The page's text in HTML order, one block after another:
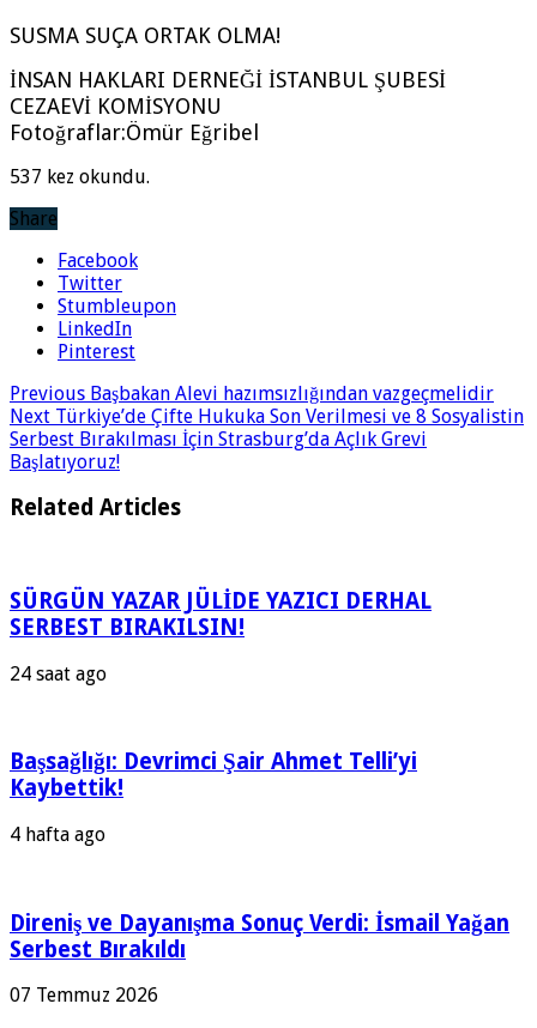
SUSMA SUÇA ORTAK OLMA!
İNSAN HAKLARI DERNEĞİ İSTANBUL ŞUBESİ
CEZAEVİ KOMİSYONU
Fotoğraflar:Ömür Eğribel
537 kez okundu.
Share
Facebook
Twitter
Stumbleupon
LinkedIn
Pinterest
Previous Başbakan Alevi hazımsızlığından vazgeçmelidir
Next Türkiye’de Çifte Hukuka Son Verilmesi ve 8 Sosyalistin
Serbest Bırakılması İçin Strasburg’da Açlık Grevi
Başlatıyoruz!
Related Articles
SÜRGÜN YAZAR JÜLİDE YAZICI DERHAL
SERBEST BIRAKILSIN!
24 saat ago
Başsağlığı: Devrimci Şair Ahmet Telli’yi
Kaybettik!
4 hafta ago
Direniş ve Dayanışma Sonuç Verdi: İsmail Yağan
Serbest Bırakıldı
07 Temmuz 2026